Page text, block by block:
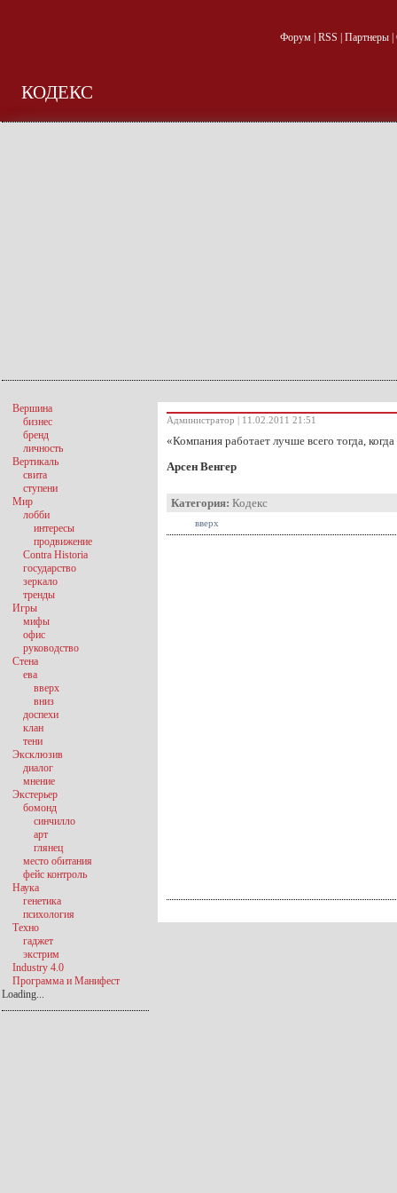
Форум| RSS Партнеры|
КОДЕКС
Администратор | 11.02.2011 21:51
«Компания работает лучше всего тогда,
Арсен Венгер
Категория: Кодекс
вверх
Вершина
бизнес
бренд
личность
Вертикаль
свита
ступени
Мир
лобби
интересы
продвижение
Contra Historia
государство
зеркало
тренды
Игры
мифы
офис
руководство
Стена
ева
вверх
вниз
доспехи
клан
тени
Эксклюзив
диалог
мнение
Экстерьер
бомонд
синчилло
арт
глянец
место обитания
фейс контроль
Наука
генетика
психология
Техно
гаджет
экстрим
Industry 4.0
Программа и Манифест
Loading...